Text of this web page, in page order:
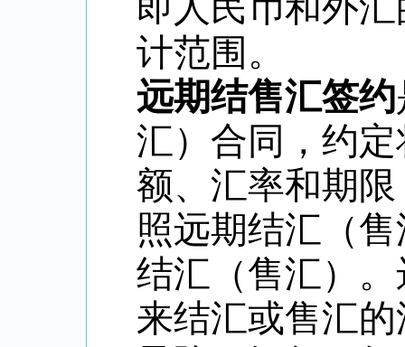
计范围。
远期结售汇签约
汇）合同，约
额、汇率和期
照远期结汇（
结汇（售汇）
来结汇或售汇